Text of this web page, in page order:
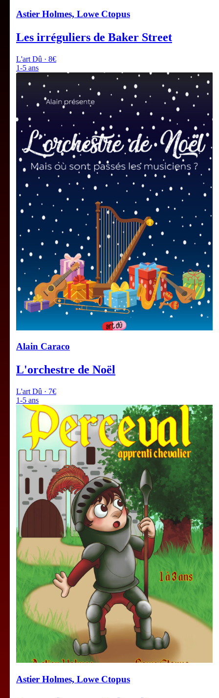
Astier Holmes, Lowe Ctopus
Les irréguliers de Baker Street
L'art Dû · 8€
1-5 ans
Alain Caraco
L'orchestre de Noël
L'art Dû · 7€
1-5 ans
Astier Holmes, Lowe Ctopus